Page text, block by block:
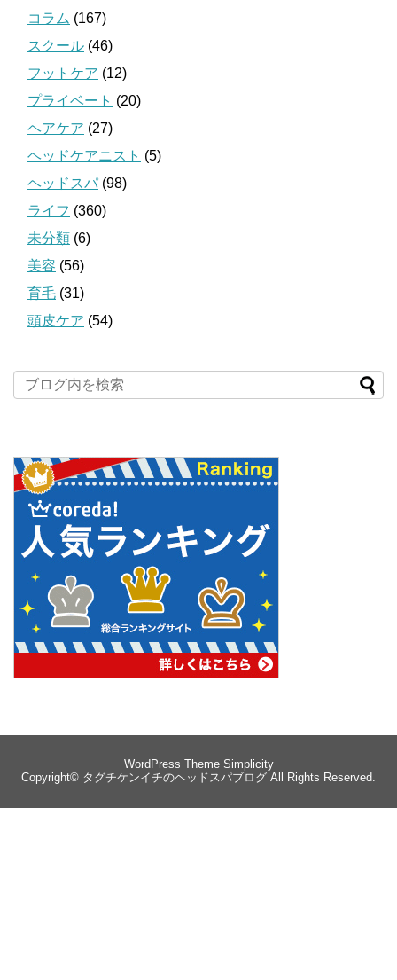
コラム (167)
スクール (46)
フットケア (12)
プライベート (20)
ヘアケア (27)
ヘッドケアニスト (5)
ヘッドスパ (98)
ライフ (360)
未分類 (6)
美容 (56)
育毛 (31)
頭皮ケア (54)
WordPress Theme Simplicity
Copyright© タグチケンイチのヘッドスパブログ All Rights Reserved.